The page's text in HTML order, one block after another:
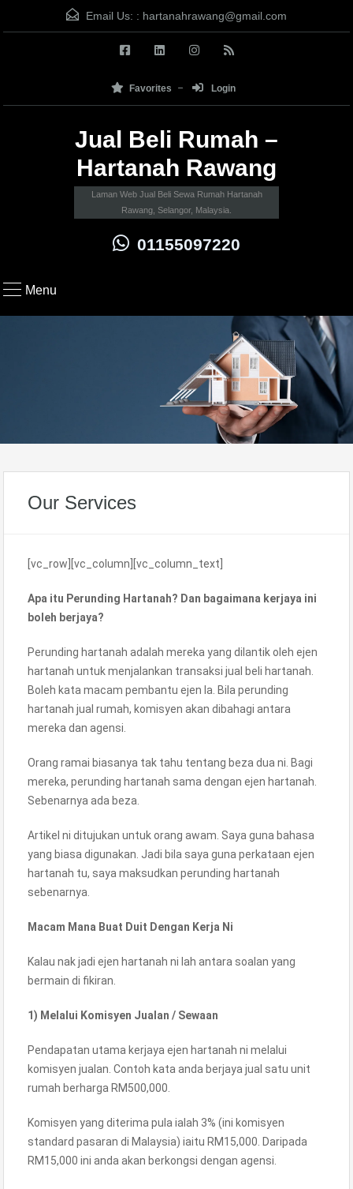
Email Us: : hartanahrawang@gmail.com
Favorites Login
Jual Beli Rumah –
Hartanah Rawang
Laman Web Jual Beli Sewa Rumah Hartanah
Rawang, Selangor, Malaysia.
01155097220
Menu
Our Services
[vc_row][vc_column][vc_column_text]
Apa itu Perunding Hartanah? Dan bagaimana kerjaya ini
boleh berjaya?
Perunding hartanah adalah mereka yang dilantik oleh ejen
hartanah untuk menjalankan transaksi jual beli hartanah.
Boleh kata macam pembantu ejen la. Bila perunding
hartanah jual rumah, komisyen akan dibahagi antara
mereka dan agensi.
Orang ramai biasanya tak tahu tentang beza dua ni. Bagi
mereka, perunding hartanah sama dengan ejen hartanah.
Sebenarnya ada beza.
Artikel ni ditujukan untuk orang awam. Saya guna bahasa
yang biasa digunakan. Jadi bila saya guna perkataan ejen
hartanah tu, saya maksudkan perunding hartanah
sebenarnya.
Macam Mana Buat Duit Dengan Kerja Ni
Kalau nak jadi ejen hartanah ni lah antara soalan yang
bermain di fikiran.
1) Melalui Komisyen Jualan / Sewaan
Pendapatan utama kerjaya ejen hartanah ni melalui
komisyen jualan. Contoh kata anda berjaya jual satu unit
rumah berharga RM500,000.
Komisyen yang diterima pula ialah 3% (ini komisyen
standard pasaran di Malaysia) iaitu RM15,000. Daripada
RM15,000 ini anda akan berkongsi dengan agensi.